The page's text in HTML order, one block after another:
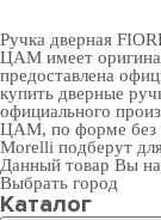
Ручка дверная
ЦАМ имеет
предоставлена
купить дверные
официального
ЦАМ, по форме без
Morelli подберут
Данный товар Вы
Выбрать город
Каталог